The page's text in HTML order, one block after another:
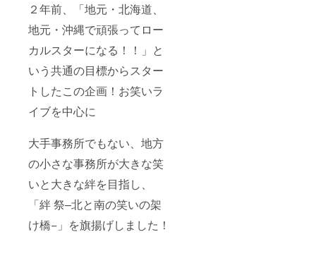
２年前、「地元・北海道、
地元・沖縄で頑張ってロー
カルスターになる！！」と
いう共通の目標からスター
トしたこの企画！お笑いラ
イブを中心に
大手事務所でもない、地方
の小さな事務所が大きな笑
いと大きな絆を目指し、
「絆 祭–北と南の笑いの架
け橋−」を旗揚げしました！